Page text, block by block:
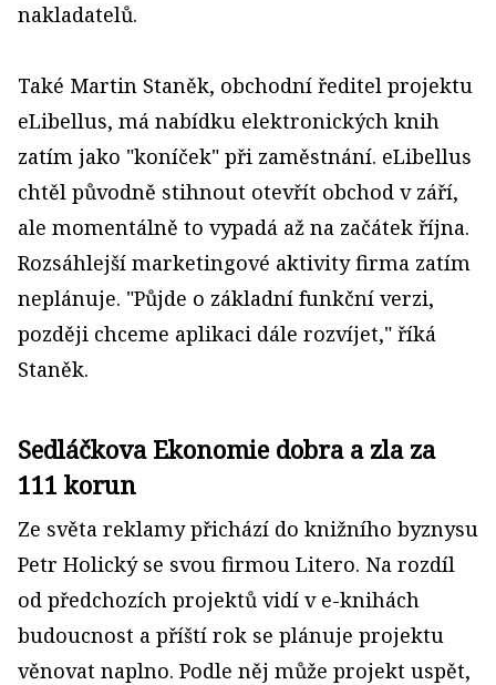
nakladatelů.
Také Martin Staněk, obchodní ředitel projektu
eLibellus, má nabídku elektronických knih
zatím jako "koníček" při zaměstnání. eLibellus
chtěl původně stihnout otevřít obchod v září,
ale momentálně to vypadá až na začátek října.
Rozsáhlejší marketingové aktivity firma zatím
neplánuje. "Půjde o základní funkční verzi,
později chceme aplikaci dále rozvíjet," říká
Staněk.
Sedláčkova Ekonomie dobra a zla za
111 korun
Ze světa reklamy přichází do knižního byznysu
Petr Holický se svou firmou Litero. Na rozdíl
od předchozích projektů vidí v e-knihách
budoucnost a příští rok se plánuje projektu
věnovat naplno. Podle něj může projekt uspět,